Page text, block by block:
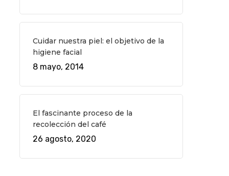
Cuidar nuestra piel: el objetivo de la
higiene facial
8 mayo, 2014
El fascinante proceso de la
recolección del café
26 agosto, 2020